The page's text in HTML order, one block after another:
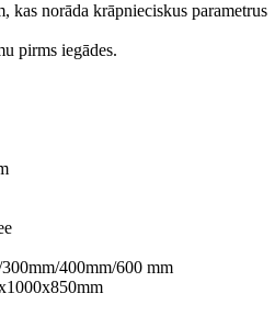
kas norāda krāpnieciskus parametrus
pirms iegādes.
400mm/600 mm